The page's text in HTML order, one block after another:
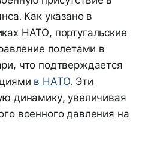
Как указано в
НАТО, португальские
полетами в
что подтверждается
в НАТО. Эти
динамику, увеличивая
военного давления на